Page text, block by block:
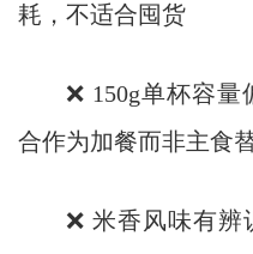
耗，不适合囤货
❌ 150g单杯容
合作为加餐而非主食
❌ 米香风味有